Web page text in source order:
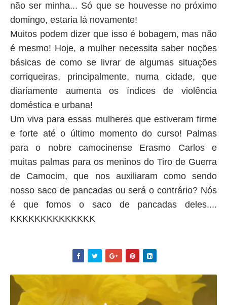
não ser minha... Só que se houvesse no próximo
domingo, estaria lá novamente!
Muitos podem dizer que isso é bobagem, mas não
é mesmo! Hoje, a mulher necessita saber noções
básicas de como se livrar de algumas situações
corriqueiras, principalmente, numa cidade, que
diariamente aumenta os índices de violência
doméstica e urbana!
Um viva para essas mulheres que estiveram firme
e forte até o último momento do curso! Palmas
para o nobre camocinense Erasmo Carlos e
muitas palmas para os meninos do Tiro de Guerra
de Camocim, que nos auxiliaram como sendo
nosso saco de pancadas ou será o contrário? Nós
é que fomos o saco de pancadas deles....
KKKKKKKKKKKKKK